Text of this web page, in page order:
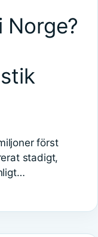
Norge?
först
stadigt,